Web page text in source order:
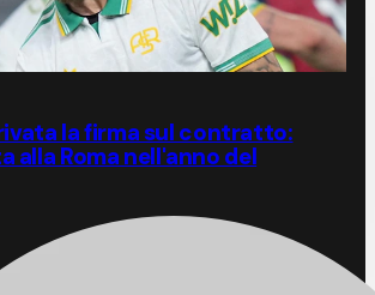
la firma sul contratto:
alla Roma nell'anno del